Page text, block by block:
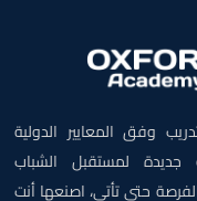
وفق المعايير الدولية
جديدة لمستقبل الشباب
الفرصة حتى تأتي، اصنعها أنت